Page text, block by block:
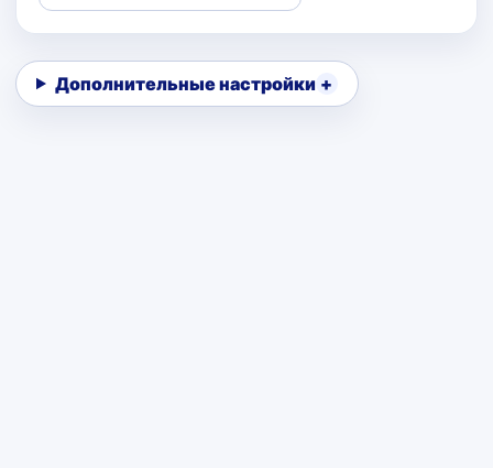
Дополнительные настройки